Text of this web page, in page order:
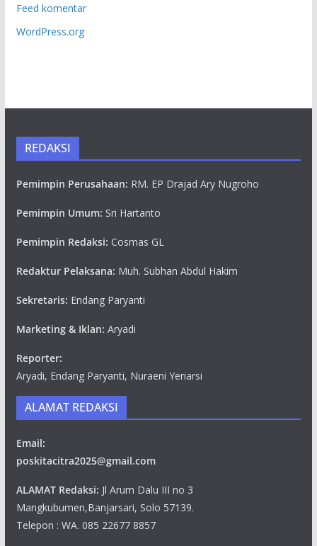
Feed komentar
WordPress.org
REDAKSI
Pemimpin Perusahaan: RM. EP Drajad Ary Nugroho
Pemimpin Umum: Sri Hartanto
Pemimpin Redaksi: Cosmas GL
Redaktur Pelaksana: Muh. Subhan Abdul Hakim
Sekretaris: Endang Paryanti
Marketing & Iklan: Aryadi
Reporter:
Aryadi, Endang Paryanti, Nuraeni Yeriarsi
ALAMAT REDAKSI
Email:
poskitacitra2025@gmail.com
ALAMAT Redaksi: Jl Arum Dalu III no 3
Mangkubumen,Banjarsari, Solo 57139.
Telepon : WA. 085 22677 8857